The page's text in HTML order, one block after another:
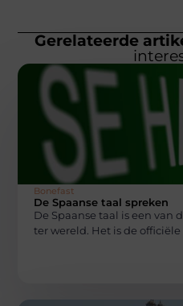
Gerelateerde
Bonefast
De Spaanse taal spreken
De Spaanse taal is een van
ter wereld. Het is de officiële